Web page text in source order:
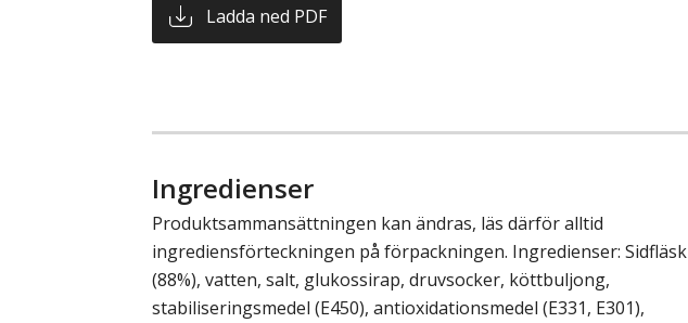
Ladda ned PDF
Ingredienser
Produktsammansättningen kan ändras, läs därför alltid
ingrediensförteckningen på förpackningen. Ingredienser: Sidfläsk
(88%), vatten, salt, glukossirap, druvsocker, köttbuljong,
stabiliseringsmedel (E450), antioxidationsmedel (E331, E301),